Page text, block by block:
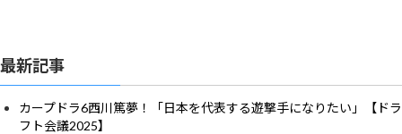
最新記事
カープドラ6西川篤夢！「日本を代表する遊撃手になりたい」【ドラ
フト会議2025】